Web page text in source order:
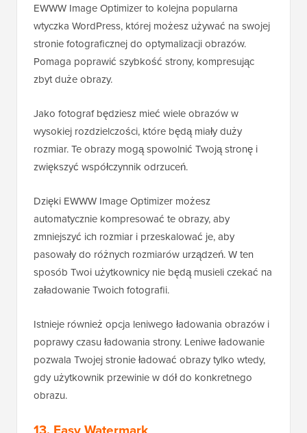
EWWW Image Optimizer to kolejna popularna
wtyczka WordPress, której możesz używać na swojej
stronie fotograficznej do optymalizacji obrazów.
Pomaga poprawić szybkość strony, kompresując
zbyt duże obrazy.
Jako fotograf będziesz mieć wiele obrazów w
wysokiej rozdzielczości, które będą miały duży
rozmiar. Te obrazy mogą spowolnić Twoją stronę i
zwiększyć współczynnik odrzuceń.
Dzięki EWWW Image Optimizer możesz
automatycznie kompresować te obrazy, aby
zmniejszyć ich rozmiar i przeskalować je, aby
pasowały do różnych rozmiarów urządzeń. W ten
sposób Twoi użytkownicy nie będą musieli czekać na
załadowanie Twoich fotografii.
Istnieje również opcja leniwego ładowania obrazów i
poprawy czasu ładowania strony. Leniwe ładowanie
pozwala Twojej stronie ładować obrazy tylko wtedy,
gdy użytkownik przewinie w dół do konkretnego
obrazu.